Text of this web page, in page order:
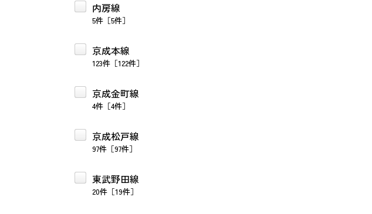
内房線
5件［5件］
京成本線
123件［122件］
京成金町線
4件［4件］
京成松戸線
97件［97件］
東武野田線
20件［19件］